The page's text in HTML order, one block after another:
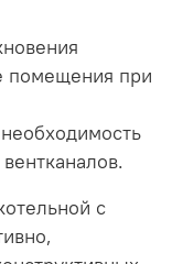
помещения при
с